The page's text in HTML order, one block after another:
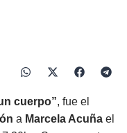
cuerpo”, fue el
a Marcela Acuña el